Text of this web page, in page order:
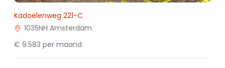
Kadoelenweg 221-C
1035NH Amsterdam
€ 9.583 per maand